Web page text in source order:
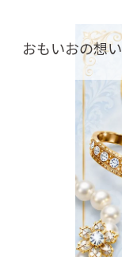
おもいおの想い